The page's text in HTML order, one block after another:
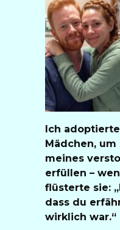
Ich
Mädchen,
meines
erfüllen –
flüsterte sie:
dass du
wirklich war.“